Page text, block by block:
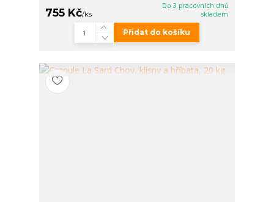
755 Kč/ks
Do 3 pracovních dnů
skladem
Přidat do košíku